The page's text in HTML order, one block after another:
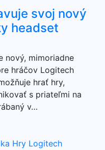
svoj nový
headset
nový, mimoriadne
hráčov Logitech
hrať hry,
s priateľmi na
v…
Hry Logitech